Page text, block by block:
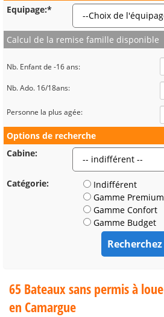
Equipage:*
Calcul de la remise famille disponible
Nb. Enfant de -16 ans:
Nb. Ado. 16/18ans:
Personne la plus agée:
Options de recherche
Cabine:
Catégorie:
Indifférent
Gamme Premium
Gamme Confort
Gamme Budget
65 Bateaux sans permis à louer
en Camargue